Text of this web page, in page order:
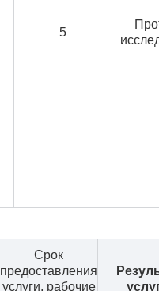
5
Срок
предоставления
услуги, рабочие